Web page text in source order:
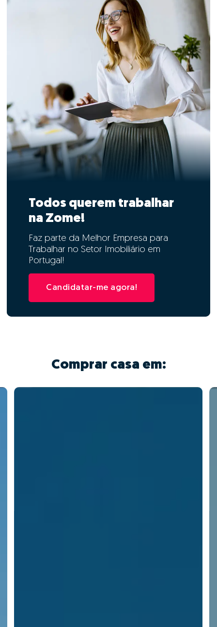
Todos querem trabalhar
na Zome!
Faz parte da Melhor Empresa para
Trabalhar no Setor Imobiliário em
Portugal!
Candidatar-me agora!
Comprar casa em: